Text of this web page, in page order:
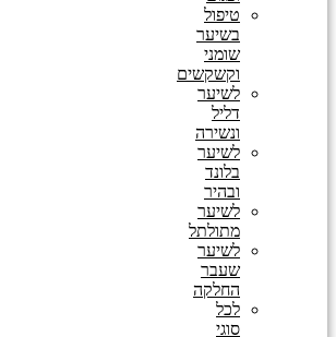
טיפול
בשיער
שומני
וקשקשים
לשיער
דליל
ונשירה
לשיער
בלונד
ובהיר
לשיער
מתולתל
לשיער
שעבר
החלקה
לכל
סוגי